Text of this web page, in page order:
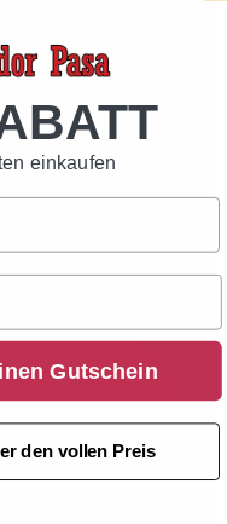
Uhr
einkaufen
Gutschein
den vollen Preis